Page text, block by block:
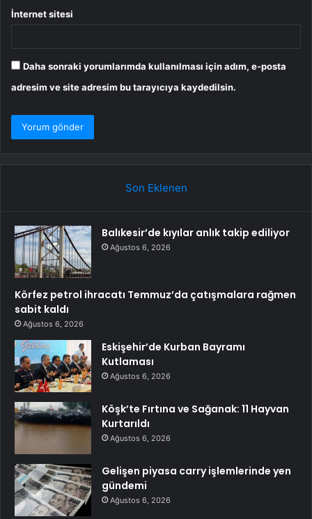
İnternet sitesi
Daha sonraki yorumlarımda kullanılması için adım, e-posta
adresim ve site adresim bu tarayıcıya kaydedilsin.
Son Eklenen
Balıkesir’de kıyılar anlık takip ediliyor
Ağustos 6, 2026
Körfez petrol ihracatı Temmuz’da çatışmalara rağmen
sabit kaldı
Ağustos 6, 2026
Eskişehir’de Kurban Bayramı
Kutlaması
Ağustos 6, 2026
Köşk’te Fırtına ve Sağanak: 11 Hayvan
Kurtarıldı
Ağustos 6, 2026
Gelişen piyasa carry işlemlerinde yen
gündemi
Ağustos 6, 2026